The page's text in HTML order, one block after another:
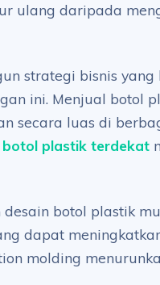
ulang daripada
strategi bisnis
ini. Menjual botol
secara luas di
botol plastik terdekat
botol plastik
dapat
molding